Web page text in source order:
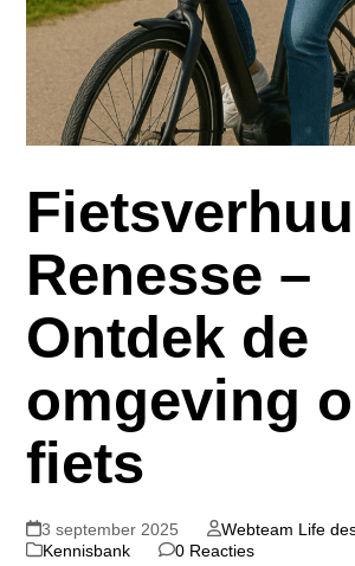
Renesse –
Ontdek de
omgeving
fiets
3 september 2025
Webteam Life
Kennisbank
0 Reacties